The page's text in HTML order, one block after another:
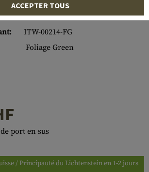
10325221300
ITW-00214-FG
Foliage Green
port en sus
/ Principauté du Lichtenstein en 1-2 jours
ACCEPTER TOUS